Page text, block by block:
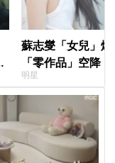
蘇志燮「女兒」
「零作品」空降
片被挖出網驚呆
明星